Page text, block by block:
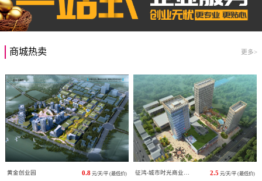
商城热卖 更多>
黄金创业园 0.8 元/天/平 (最低价) 征鸿-城市时光商业广场 2.5 元/天/平 (最低价)